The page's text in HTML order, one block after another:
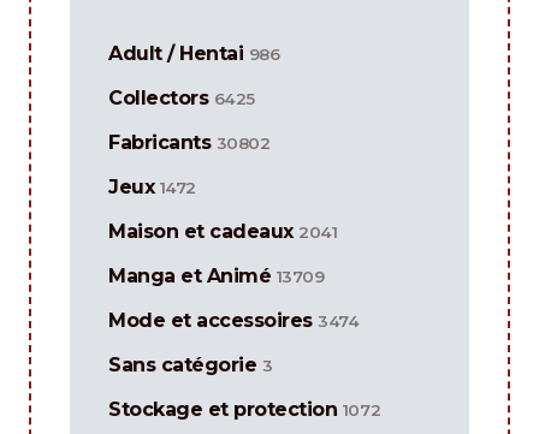
Adult / Hentai 986
Collectors 6425
Fabricants 30802
Jeux 1472
Maison et cadeaux 2041
Manga et Animé 13709
Mode et accessoires 3474
Sans catégorie 3
Stockage et protection 1072